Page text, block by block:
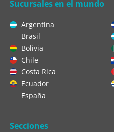
Sucursales en el mundo
Argentina
Brasil
Bolivia
Chile
Costa Rica
Ecuador
España
Secciones